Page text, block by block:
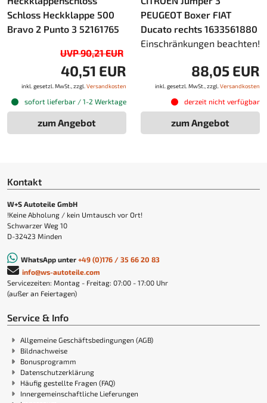
Schloss Heckklappe 500
Bravo 2 Punto 3 52161765
UVP 90,21 EUR
40,51 EUR
inkl. gesetzl. MwSt., zzgl. Versandkosten
sofort lieferbar / 1-2 Werktage
zum Angebot
PEUGEOT Boxer FIAT
Ducato rechts 1633561880
Einschränkungen beachten!
88,05 EUR
inkl. gesetzl. MwSt., zzgl. Versandkosten
derzeit nicht verfügbar
zum Angebot
Kontakt
W+S Autoteile GmbH
!Keine Abholung / kein Umtausch vor Ort!
Schwarzer Weg 10
D-32423 Minden
WhatsApp unter +49 (0)176 / 35 66 20 83
info@ws-autoteile.com
Servicezeiten: Montag - Freitag: 07:00 - 17:00 Uhr
(außer an Feiertagen)
Service & Info
Allgemeine Geschäftsbedingungen (AGB)
Bildnachweise
Bonusprogramm
Datenschutzerklärung
Häufig gestellte Fragen (FAQ)
Innergemeinschaftliche Lieferungen